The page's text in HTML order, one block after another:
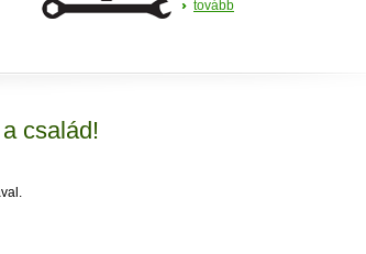
tovább
család!